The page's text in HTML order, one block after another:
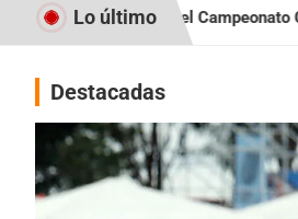
Karting en
Lo último
Clausura
Destacadas